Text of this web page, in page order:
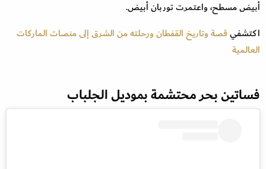
أبيض مسطح، واعتمرت توربان أبيض.
اكتشفيقصة وتاريخ القفطان ورحلته من الشرق إلى منصات الماركات
العالمية
فساتين بحر محتشمة بموديل الجلباب